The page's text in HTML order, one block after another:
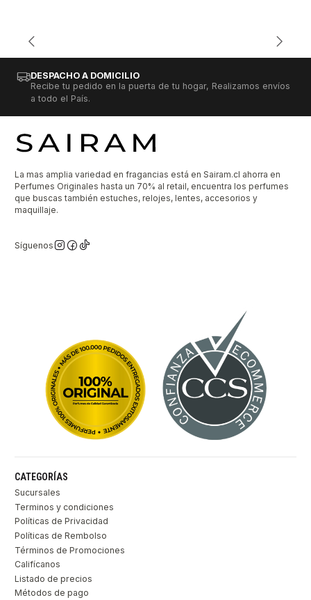
DESPACHO A DOMICILIO
Recibe tu pedido en la puerta de tu hogar, Realizamos envíos
a todo el País.
La mas amplia variedad en fragancias está en Sairam.cl ahorra en
Perfumes Originales hasta un 70% al retail, encuentra los perfumes
que buscas también estuches, relojes, lentes, accesorios y
maquillaje.
Síguenos
CATEGORÍAS
Sucursales
Terminos y condiciones
Políticas de Privacidad
Políticas de Rembolso
Términos de Promociones
Califícanos
Listado de precios
Métodos de pago